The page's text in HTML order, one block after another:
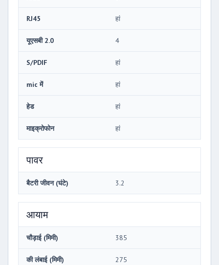
RJ45 हां
यूएसबी 2.0 4
S/PDIF हां
mic में हां
हेड हां
माइक्रोफोन हां
पावर
बैटरी जीवन (घंटे) 3.2
आयाम
चौड़ाई (मिमी) 385
की लंबाई (मिमी) 275